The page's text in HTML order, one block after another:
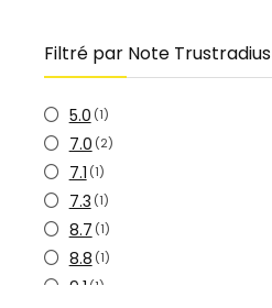
Filtré par Note Trustradius
5.0 (1)
7.0 (2)
7.1 (1)
7.3 (1)
8.7 (1)
8.8 (1)
9.1 (1)